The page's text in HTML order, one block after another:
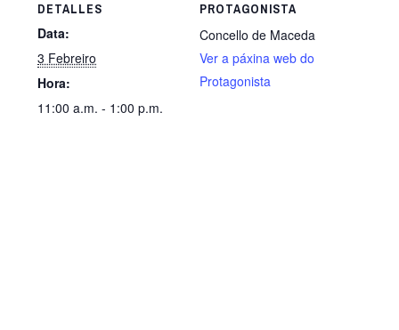
DETALLES
Data:
3 Febreiro
Hora:
11:00 a.m. - 1:00 p.m.
PROTAGONISTA
Concello de Maceda
Ver a páxina web do
Protagonista